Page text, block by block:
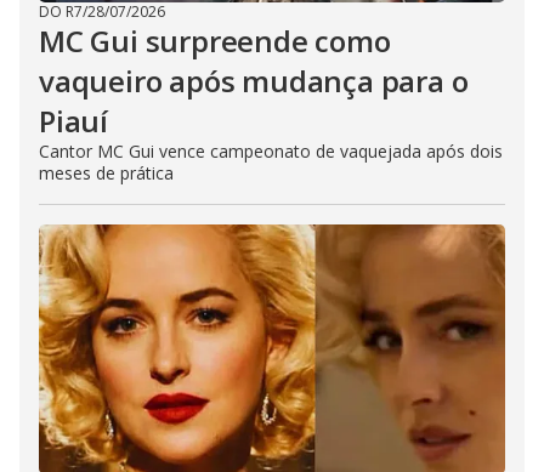
DO R7/28/07/2026
MC Gui surpreende como
vaqueiro após mudança para o
Piauí
Cantor MC Gui vence campeonato de vaquejada após dois
meses de prática